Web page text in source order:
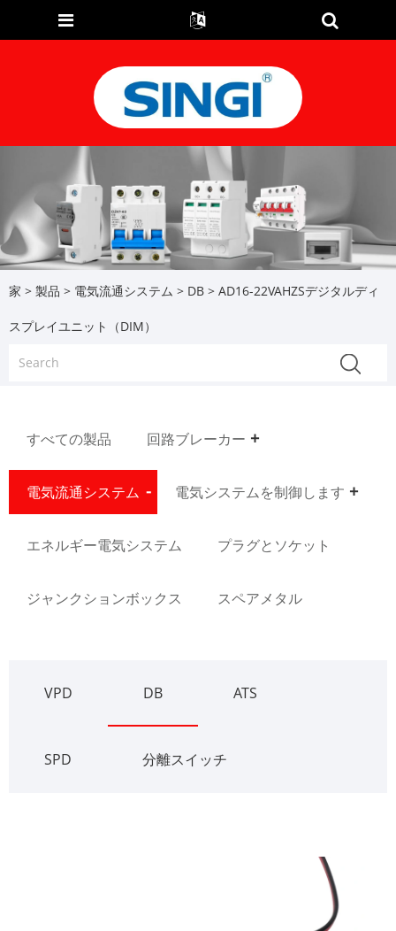
家 > 製品 > 電気流通システム > DB > AD16-22VAHZSデジタルディ
スプレイユニット（DIM）
すべての製品 回路ブレーカー
電気流通システム 電気システムを制御します
エネルギー電気システム プラグとソケット
ジャンクションボックス スペアメタル
VPD DB ATS
SPD 分離スイッチ